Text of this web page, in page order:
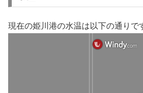
現在の姫川港の水温は以下の通りで